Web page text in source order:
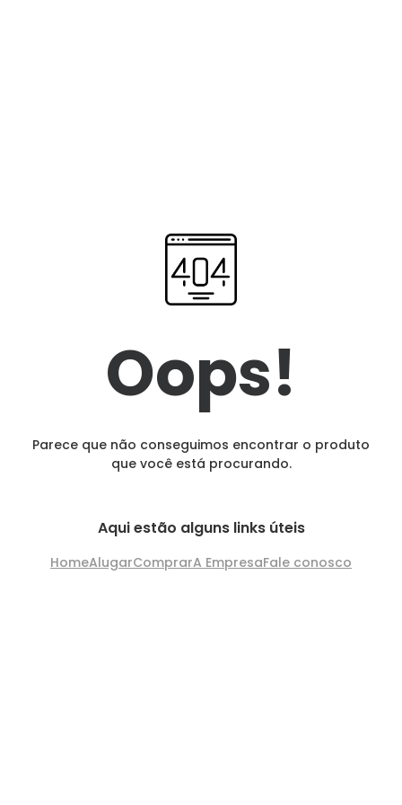
Oops!
Parece que não conseguimos encontrar o produto
que você está procurando.
Aqui estão alguns links úteis
HomeAlugarComprarA EmpresaFale conosco